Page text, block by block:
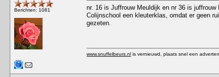
Berichten: 1081
nr. 16 is Juffrouw Meuldijk en nr 36 is
Colijnschool een kleuterklas, omdat er geen
gezeten.
www.snuffelbeurs.nl is vernieuwd, plaats snel een